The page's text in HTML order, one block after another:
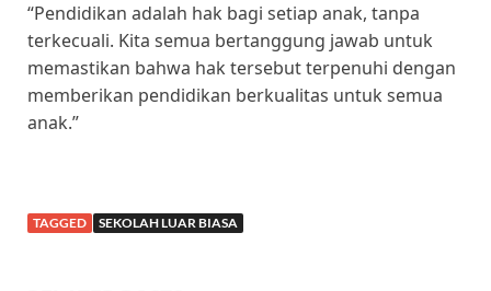
“Pendidikan adalah hak bagi setiap anak, tanpa
terkecuali. Kita semua bertanggung jawab untuk
memastikan bahwa hak tersebut terpenuhi dengan
memberikan pendidikan berkualitas untuk semua
anak.”
TAGGED SEKOLAH LUAR BIASA